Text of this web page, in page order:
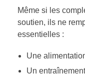
Même si les
soutien, ils ne
essentielles :
Une
Un